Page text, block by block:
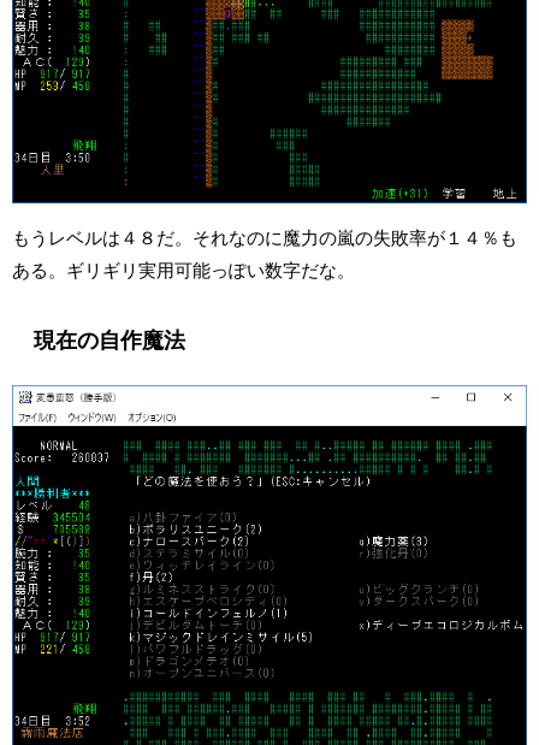
もうレベルは４８だ。それなのに魔力の嵐の失敗率が１４％も
ある。ギリギリ実用可能っぽい数字だな。
現在の自作魔法